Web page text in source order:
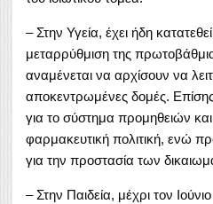
– Στην Υγεία, έχει ήδη
μεταρρύθμιση της
αναμένεται να αρχίσουν να
αποκεντρωμένες δομές.
για το σύστημα προμηθειών
φαρμακευτική πολιτική, ενώ
για την προστασία των
– Στην Παιδεία, μέχρι τον